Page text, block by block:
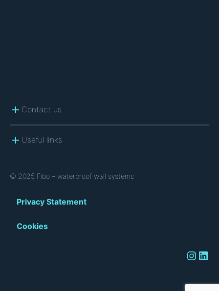
Contact us
Useful links
© 2025 Fibo – waterproof wall systems
Privacy Statement
Cookies
Instagram LinkedIn